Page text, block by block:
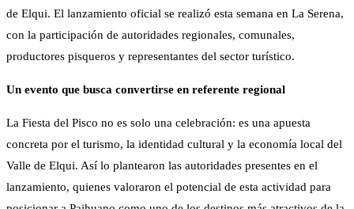
de Elqui. El lanzamiento oficial se realizó esta semana en La Serena,
con la participación de autoridades regionales, comunales,
productores pisqueros y representantes del sector turístico.
Un evento que busca convertirse en referente regional
La Fiesta del Pisco no es solo una celebración: es una apuesta
concreta por el turismo, la identidad cultural y la economía local del
Valle de Elqui. Así lo plantearon las autoridades presentes en el
lanzamiento, quienes valoraron el potencial de esta actividad para